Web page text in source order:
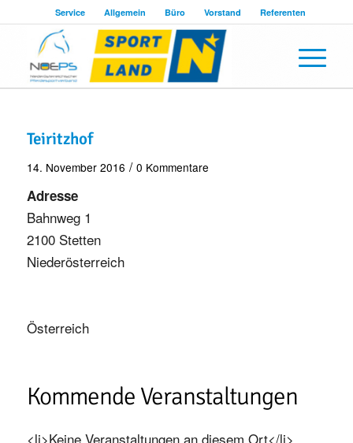
Service Allgemein Büro Vorstand Referenten
Teiritzhof
14. November 2016 / 0 Kommentare
Adresse
Bahnweg 1
2100 Stetten
Niederösterreich
Österreich
Kommende Veranstaltungen
<li>Keine Veranstaltungen an diesem Ort</li>